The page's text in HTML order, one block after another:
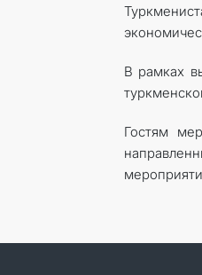
В рамках
Гостям